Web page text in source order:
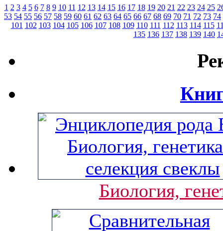
1 2 3 4 5 6 7 8 9 10 11 12 13 14 15 16 17 18 19 20 21 22 23 24 25
53 54 55 56 57 58 59 60 61 62 63 64 65 66 67 68 69 70 71 72 73 74
101 102 103 104 105 106 107 108 109 110 111 112 113 114 115
135 136 137 138 139 140
Биология,